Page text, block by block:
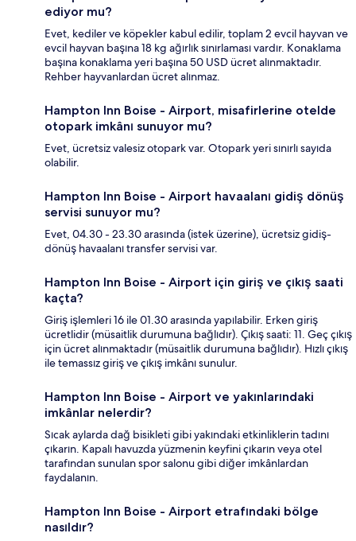
ediyor mu?
Evet, kediler ve köpekler kabul edilir, toplam 2 evcil hayvan ve
evcil hayvan başına 18 kg ağırlık sınırlaması vardır. Konaklama
başına konaklama yeri başına 50 USD ücret alınmaktadır.
Rehber hayvanlardan ücret alınmaz.
Hampton Inn Boise - Airport, misafirlerine otelde
otopark imkânı sunuyor mu?
Evet, ücretsiz valesiz otopark var. Otopark yeri sınırlı sayıda
olabilir.
Hampton Inn Boise - Airport havaalanı gidiş dönüş
servisi sunuyor mu?
Evet, 04.30 - 23.30 arasında (istek üzerine), ücretsiz gidiş-
dönüş havaalanı transfer servisi var.
Hampton Inn Boise - Airport için giriş ve çıkış saati
kaçta?
Giriş işlemleri 16 ile 01.30 arasında yapılabilir. Erken giriş
ücretlidir (müsaitlik durumuna bağlıdır). Çıkış saati: 11. Geç çıkış
için ücret alınmaktadır (müsaitlik durumuna bağlıdır). Hızlı çıkış
ile temassız giriş ve çıkış imkânı sunulur.
Hampton Inn Boise - Airport ve yakınlarındaki
imkânlar nelerdir?
Sıcak aylarda dağ bisikleti gibi yakındaki etkinliklerin tadını
çıkarın. Kapalı havuzda yüzmenin keyfini çıkarın veya otel
tarafından sunulan spor salonu gibi diğer imkânlardan
faydalanın.
Hampton Inn Boise - Airport etrafındaki bölge
nasıldır?